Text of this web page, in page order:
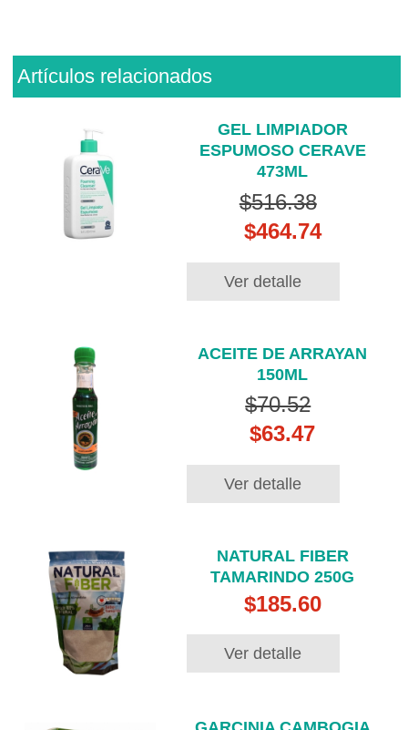
Artículos relacionados
GEL LIMPIADOR
ESPUMOSO CERAVE
473ML
$516.38
$464.74
Ver detalle
ACEITE DE ARRAYAN
150ML
$70.52
$63.47
Ver detalle
NATURAL FIBER
TAMARINDO 250G
$185.60
Ver detalle